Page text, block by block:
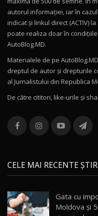
Drive
16:27
11
Noul
12
Noul MG
16:48
13
combină
36:08
chinez
/17:27
15 14:37
autorul informației, iar în
indicat și linkul direct (ACTIV)
poate realiza doar în
AutoBlog.MD.
Materialele de pe
dreptul de autor și drepturile
al Jurnalistului din Republica
De către cititori, like-urile şi
CELE MAI RECENTE
Gata cu
Moldova și